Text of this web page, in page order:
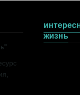
жизнь